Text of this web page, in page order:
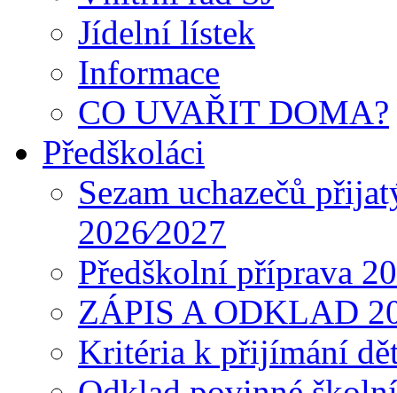
Jídelní lístek
Informace
CO UVAŘIT DOMA?
Předškoláci
Sezam uchazečů
2026⁄2027
Předškolní příprava
ZÁPIS A ODKLAD
Kritéria k přijímání